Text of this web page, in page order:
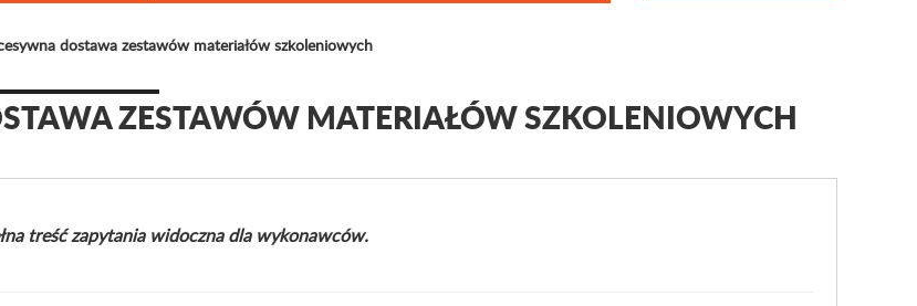
dostawa zestawów materiałów szkoleniowych
ZESTAWÓW MATERIAŁÓW SZKOLENIOWYCH
treść zapytania widoczna dla wykonawców.